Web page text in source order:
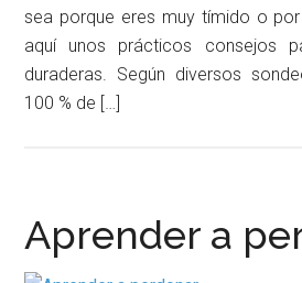
sea porque eres muy tímido o
aquí unos prácticos consejos
duraderas. Según diversos
100 % de […]
Aprender a